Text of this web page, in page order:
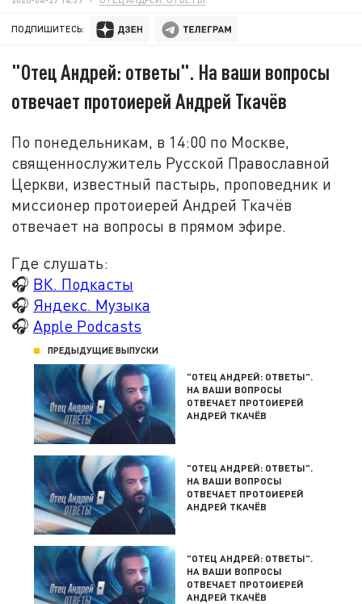
ПОДПИШИТЕСЬ:
"Отец Андрей: ответы". На ваши вопросы
отвечает протоиерей Андрей Ткачёв
По понедельникам, в 14:00 по Москве,
священнослужитель Русской Православной
Церкви, известный пастырь, проповедник и
миссионер протоиерей Андрей Ткачёв
отвечает на вопросы в прямом эфире.
Где слушать:
🎧 ВК. Подкасты
🎧 Яндекс. Музыка
🎧 Apple Podcasts
ПРЕДЫДУЩИЕ ВЫПУСКИ
"ОТЕЦ АНДРЕЙ: ОТВЕТЫ".
НА ВАШИ ВОПРОСЫ
ОТВЕЧАЕТ ПРОТОИЕРЕЙ
АНДРЕЙ ТКАЧЁВ
"ОТЕЦ АНДРЕЙ: ОТВЕТЫ".
НА ВАШИ ВОПРОСЫ
ОТВЕЧАЕТ ПРОТОИЕРЕЙ
АНДРЕЙ ТКАЧЁВ
"ОТЕЦ АНДРЕЙ: ОТВЕТЫ".
НА ВАШИ ВОПРОСЫ
ОТВЕЧАЕТ ПРОТОИЕРЕЙ
АНДРЕЙ ТКАЧЁВ